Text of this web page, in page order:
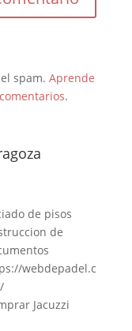
spam. Aprende
.
de pisos
de
webdepadel.c
Jacuzzi